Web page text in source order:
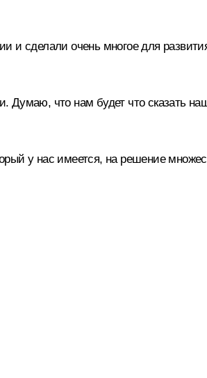
сделали очень многое для развития
что нам будет что сказать
у нас имеется, на решение